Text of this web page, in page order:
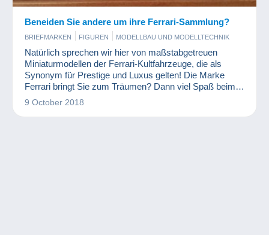
Beneiden Sie andere um ihre Ferrari-Sammlung?
BRIEFMARKEN FIGUREN MODELLBAU UND MODELLTECHNIK
Natürlich sprechen wir hier von maßstabgetreuen
Miniaturmodellen der Ferrari-Kultfahrzeuge, die als
Synonym für Prestige und Luxus gelten! Die Marke
Ferrari bringt Sie zum Träumen? Dann viel Spaß beim
Lesen!
9 October 2018